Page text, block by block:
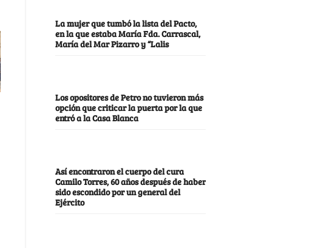
La mujer que tumbó la lista del Pacto,
en la que estaba María Fda. Carrascal,
María del Mar Pizarro y “Lalis
Los opositores de Petro no tuvieron más
opción que criticar la puerta por la que
entró a la Casa Blanca
Así encontraron el cuerpo del cura
Camilo Torres, 60 años después de haber
sido escondido por un general del
Ejército